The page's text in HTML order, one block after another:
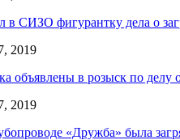
в СИЗО фигурантку дела о
2019
объявлены в розыск по делу
2019
«Дружба» была